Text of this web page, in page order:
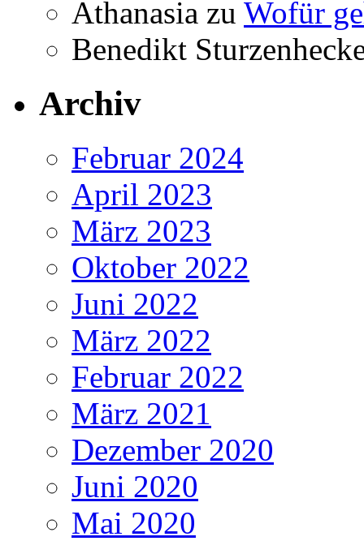
Athanasia zu Wofür
Benedikt
Archiv
Februar 2024
April 2023
März 2023
Oktober 2022
Juni 2022
März 2022
Februar 2022
März 2021
Dezember 2020
Juni 2020
Mai 2020